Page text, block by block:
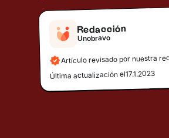
Redacción
Unobravo
Artículo revisado por nuestra
Última actualización el17.1.2023